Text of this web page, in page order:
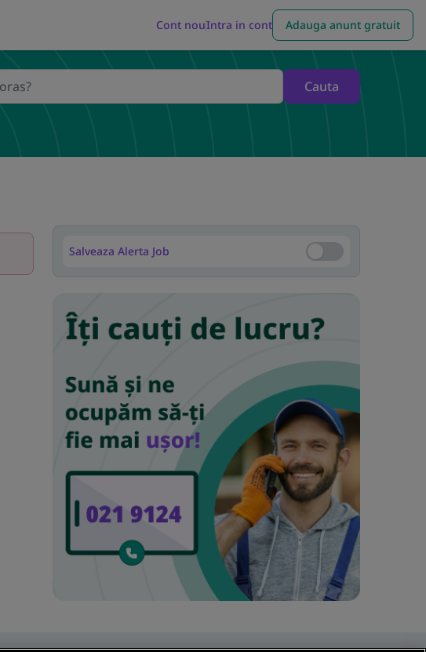
Cont nouIntra in cont Adauga anunt gratuit
Cauta
Salveaza Alerta Job Salveaza Alerta Job